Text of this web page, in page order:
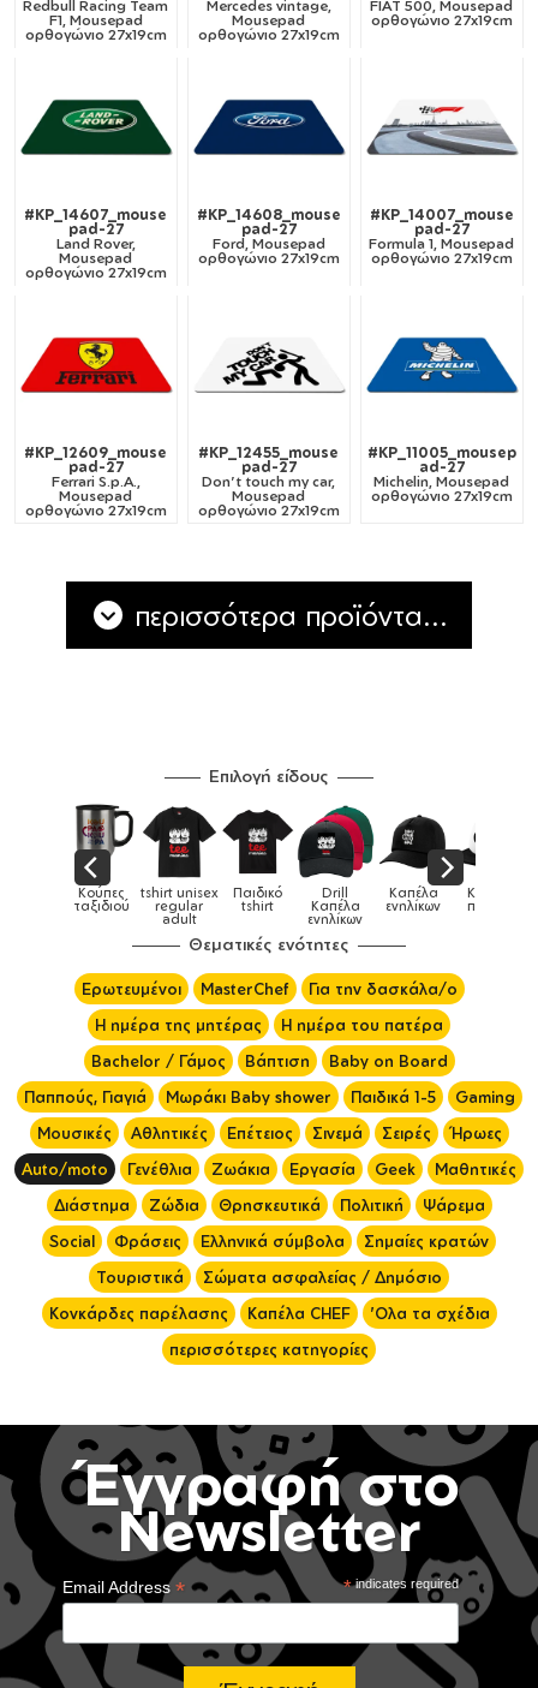
Redbull Racing Team
F1, Mousepad
ορθογώνιο 27x19cm
Mercedes vintage,
Mousepad
ορθογώνιο 27x19cm
FIAT 500, Mousepad
ορθογώνιο 27x19cm
#KP_14607_mouse
pad-27
Land Rover,
Mousepad
ορθογώνιο 27x19cm
#KP_14608_mouse
pad-27
Ford, Mousepad
ορθογώνιο 27x19cm
#KP_14007_mouse
pad-27
Formula 1, Mousepad
ορθογώνιο 27x19cm
#KP_12609_mouse
pad-27
Ferrari S.p.A.,
Mousepad
ορθογώνιο 27x19cm
#KP_12455_mouse
pad-27
Don't touch my car,
Mousepad
ορθογώνιο 27x19cm
#KP_11005_mousep
ad-27
Michelin, Mousepad
ορθογώνιο 27x19cm
περισσότερα προϊόντα...
Επιλογή είδους
tshirt unisex
regular
Παιδικό
tshirt
Drill
Καπέλα
Καπέλα
ενηλίκων
Καπέλα
παιδικά Κούπες
Θεματικές ενότητες
Ερωτευμένοι MasterChef
Για την δασκάλα/ο
Η ημέρα της μητέρας
Η ημέρα του πατέρα
Bachelor / Γάμος
Βάπτιση
Baby on Board
Παππούς, Γιαγιά
Μωράκι Baby shower Παιδικά 1-5
Gaming
Μουσικές
Αθλητικές Επέτειος Σινεμά Σειρές
Ήρωες
Auto/moto
Γενέθλια Ζωάκια Εργασία Geek
Μαθητικές
Διάστημα
Ζώδια Θρησκευτικά Πολιτική
Ψάρεμα
Social
Φράσεις Ελληνικά σύμβολα
Σημαίες κρατών
Τουριστικά
Σώματα ασφαλείας / Δημόσιο
Κονκάρδες παρέλασης
Καπέλα CHEF
'Ολα τα σχέδια
περισσότερες κατηγορίες
Έγγραφή στο
Newsletter
*indicates required
Email Address*